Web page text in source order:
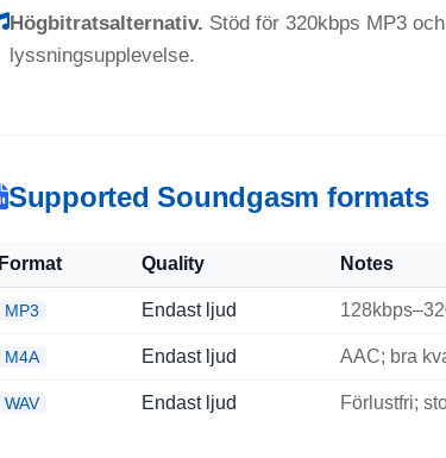
Högbitratsalternativ. Stöd för 320kbps MP3
lyssningsupplevelse.
Supported Soundgasm formats
Format Quality Notes
MP3 Endast ljud
M4A Endast ljud AAC; bra
WAV Endast ljud Förlustfri;